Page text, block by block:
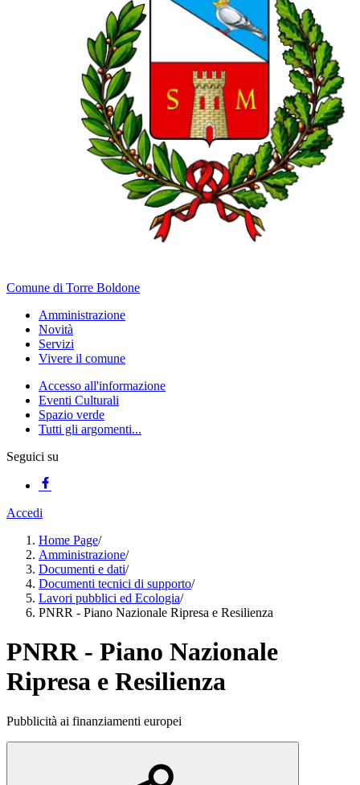
Comune di Torre Boldone
Amministrazione
Novità
Servizi
Vivere il comune
Accesso all'informazione
Eventi Culturali
Spazio verde
Tutti gli argomenti...
Seguici su
Accedi
Home Page/
Amministrazione/
Documenti e dati/
Documenti tecnici di supporto/
Lavori pubblici ed Ecologia/
PNRR - Piano Nazionale Ripresa e Resilienza
PNRR - Piano Nazionale
Ripresa e Resilienza
Pubblicità ai finanziamenti europei